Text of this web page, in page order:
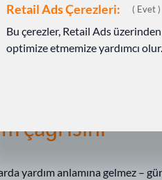
çağrısını
yardım anlamına gelmez –
Retail Ads Çerezleri: ( Evet )
Bu çerezler, Retail Ads
optimize etmemize yardımcı olur.